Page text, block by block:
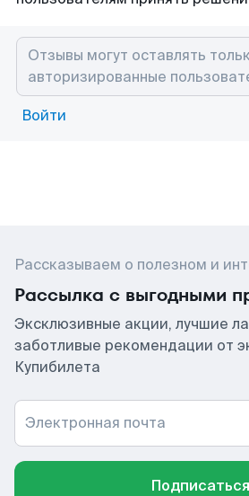
Войти
Рассказываем о полезном и
Рассылка с выгодными
Эксклюзивные акции, лучшие
заботливые рекомендации от
Купибилета
Электронная почта
Подписаться